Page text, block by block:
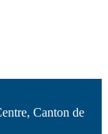
Canton de